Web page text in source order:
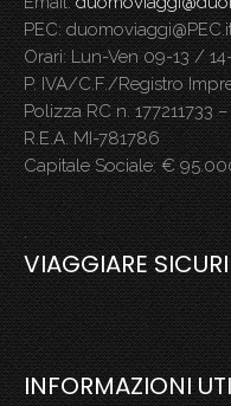
PEC:
Orari: Lun-Ven 09-13 /
P. IVA/C.F./Registro
Polizza RC n. 177211733
R.E.A. MI-781786
Capitale Sociale: €
.
VIAGGIARE SICURI
INFORMAZIONI